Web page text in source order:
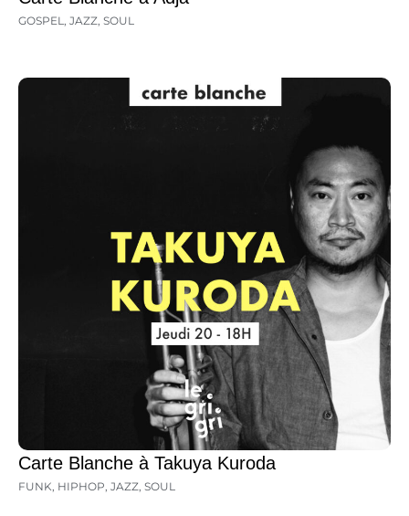
GOSPEL, JAZZ, SOUL
Carte Blanche à Takuya Kuroda
FUNK, HIPHOP, JAZZ, SOUL